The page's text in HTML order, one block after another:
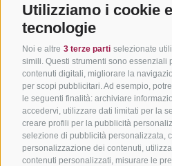
Utilizziamo i cookie
tecnologie
Noi e altre 3 terze parti selezionate
simili. Questi strumenti sono essenziali
contenuti digitali, migliorare la
per scopi pubblicitari. Ad esempio,
le seguenti finalità: archiviare
accedervi, utilizzare dati limitati per la
creare profili per la pubblicità
selezione di pubblicità personalizzata,
personalizzazione dei contenuti,
contenuti personalizzati, misurare le